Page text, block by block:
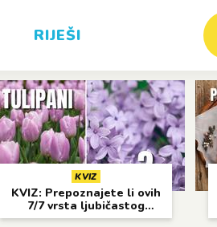
RIJEŠI
KVIZ
KVIZ: Prepoznajete li ovih
7/7 vrsta ljubičastog
cvijeća?